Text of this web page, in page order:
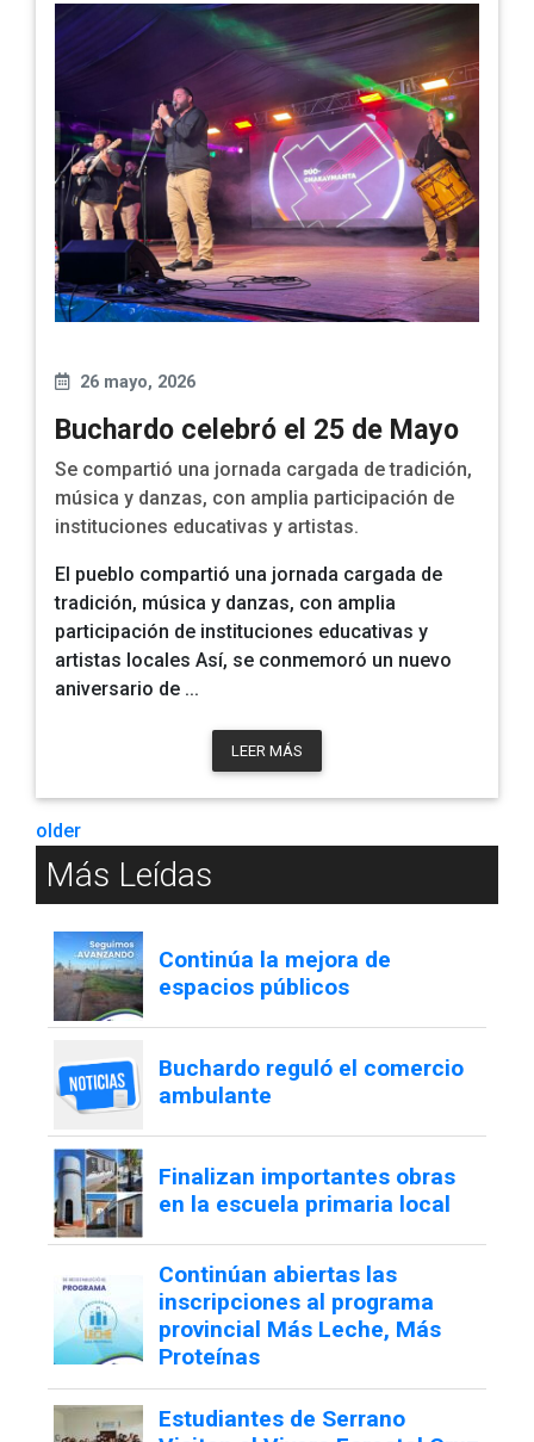
26 mayo, 2026
Buchardo celebró el 25 de Mayo
Se compartió una jornada cargada de tradición,
música y danzas, con amplia participación de
instituciones educativas y artistas.
El pueblo compartió una jornada cargada de
tradición, música y danzas, con amplia
participación de instituciones educativas y
artistas locales Así, se conmemoró un nuevo
aniversario de ...
LEER MÁS
older
Más Leídas